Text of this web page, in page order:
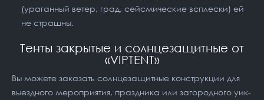
(ураганный ветер, град, сейсмические всплески) ей
не страшны.
Тенты закрытые и солнцезащитные от
«VIPTENT»
Вы можете заказать солнцезащитные конструкции для
выездного мероприятия, праздника или загородного уик-